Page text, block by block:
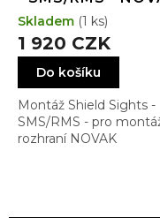
cut
1 920 CZK
Do košíku
Montáž Shield Sights -
SMS/RMS - pro
rozhraní NOVAK
Skladem (1 ks)